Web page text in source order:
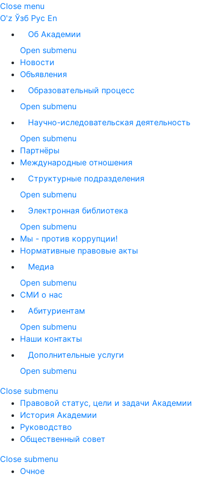
Close menu
O'z Ўзб Рус En
Об Академии
Open submenu
Новости
Объявления
Образовательный процесс
Open submenu
Научно-иследовательская деятельность
Open submenu
Партнёры
Международные отношения
Структурные подразделения
Open submenu
Электронная библиотека
Open submenu
Мы - против коррупции!
Нормативные правовые акты
Медиа
Open submenu
СМИ о нас
Абитуриентам
Open submenu
Наши контакты
Дополнительные услуги
Open submenu
Close submenu
Правовой статус, цели и задачи Академии
История Академии
Руководство
Общественный совет
Close submenu
Очное